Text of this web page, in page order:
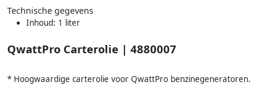
Technische gegevens
Inhoud: 1 liter
QwattPro Carterolie | 4880007
* Hoogwaardige carterolie voor QwattPro benzinegeneratoren.